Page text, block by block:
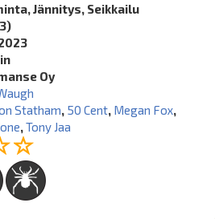
Jännitys, Seikkailu
Oy
Statham, 50 Cent, Megan Fox,
,Tony Jaa